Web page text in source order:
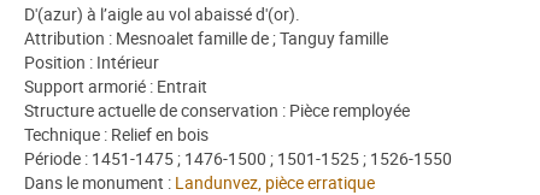
D'(azur) à l’aigle au vol abaissé d'(or).
Attribution : Mesnoalet famille de ; Tanguy famille
Position : Intérieur
Support armorié : Entrait
Structure actuelle de conservation : Pièce remployée
Technique : Relief en bois
Période : 1451-1475 ; 1476-1500 ; 1501-1525 ; 1526-1550
Dans le monument : Landunvez, pièce erratique